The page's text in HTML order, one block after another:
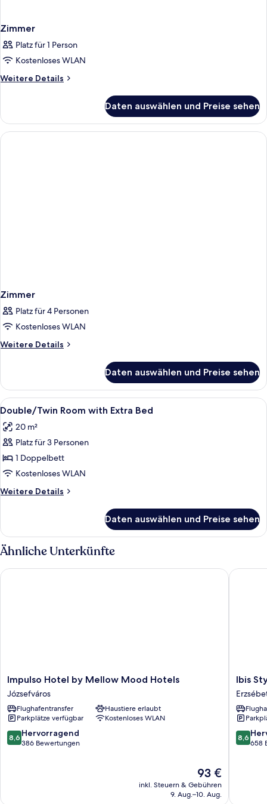
Zimmer
Platz für 1 Person
Kostenloses WLAN
Weitere Details
Weitere
Daten auswählen und Preise sehen
Zimmer
Platz für 4 Personen
Kostenloses WLAN
Weitere Details
Weitere
Daten auswählen und Preise sehen
Alle
Fotos
für
Double/Twin
Room
with
Extra
Bed
Zimmersafe, Schreibtisch,
9
Double/Twin Room with Extra Bed
20 m²
Platz für 3 Personen
1 Doppelbett
Kostenloses WLAN
Weitere Details
Weitere
Room
with
Extra
Daten auswählen und Preise sehen
Ähnliche Unterkünfte
Impulso
Hotel
by
Mellow
Mood
Hotels
Józsefváros
Impulso Hotel by Mellow Mood Hotels
Józsefváros
Flughafentransfer
Haustiere erlaubt
Parkplätze verfügbar
Kostenloses WLAN
8.6
von
8,6 Hervorragend
386 Bewertungen
Der
Preis
beträgt
93 €
inkl. Steuern & Gebühren
9. Aug.–10. Aug.
Impulso Hotel by Mellow Mood Hotels
Ibis
Styles
Center
Ibis
8.6
von
8,6
658
Ibis